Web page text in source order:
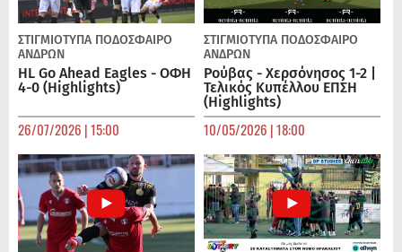
ΣΤΙΓΜΙΟΤΥΠΑ ΠΟΔΌΣΦΑΙΡΟ
ΑΝΔΡΏΝ
HL Go Ahead Eagles - ΟΦΗ
4-0 (Highlights)
26/07/2026 | 15:00
ΣΤΙΓΜΙΟΤΥΠΑ ΠΟΔΌΣΦΑΙΡΟ
ΑΝΔΡΏΝ
Ρούβας - Χερσόνησος 1-2 |
Τελικός Κυπέλλου ΕΠΣΗ
(Highlights)
10/05/2026 | 18:00